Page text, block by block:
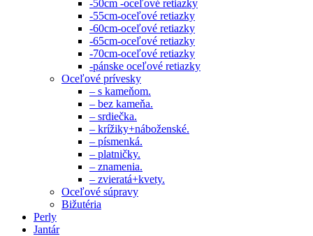
-50cm -oceľové retiazky
-55cm-oceľové retiazky
-60cm-oceľové retiazky
-65cm-oceľové retiazky
-70cm-oceľové retiazky
-pánske oceľové retiazky
Oceľové prívesky
– s kameňom.
– bez kameňa.
– srdiečka.
– krížiky+náboženské.
– písmenká.
– platničky.
– znamenia.
– zvieratá+kvety.
Oceľové súpravy
Bižutéria
Perly
Jantár